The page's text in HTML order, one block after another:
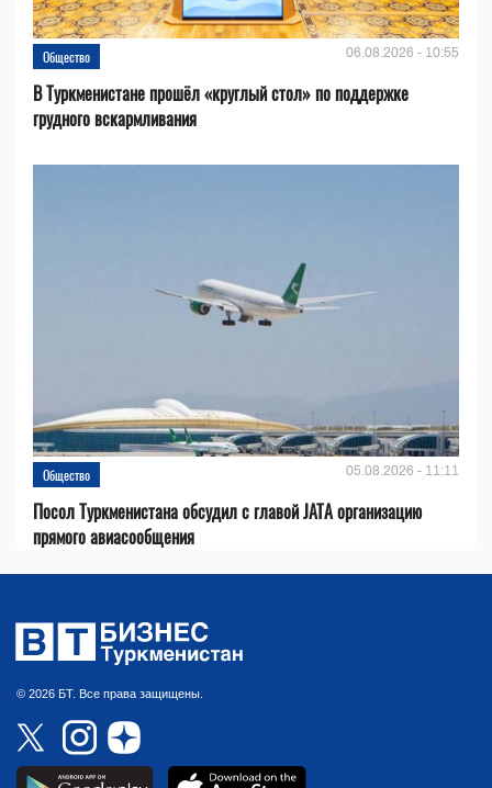
Общество 06.08.2026 - 10:55
В Туркменистане прошёл «круглый стол» по поддержке
грудного вскармливания
Общество 05.08.2026 - 11:11
Посол Туркменистана обсудил с главой JATA организацию
прямого авиасообщения
© 2026 БТ. Все права защищены.